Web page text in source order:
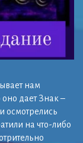
нам
дает Знак –
осмотрелись
на что-либо